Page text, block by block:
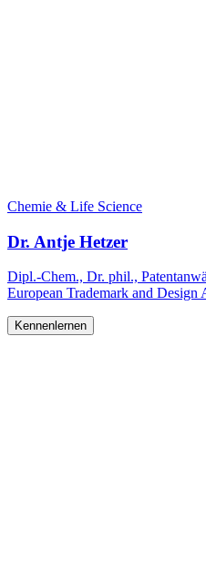
Chemie & Life Science
Dr. Antje Hetzer
Dipl.-Chem., Dr. phil.,
European Trademark and Design
Kennenlernen